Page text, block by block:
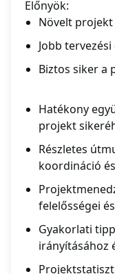
Előnyök:
Növelt
Jobb
Biztos siker a
Hatékony
projekt
Részletes
koordináció
felelősségei
Gyakorlati
irányításához